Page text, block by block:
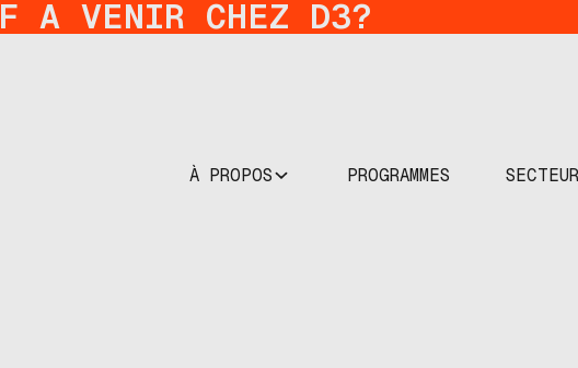
A VENIR CHEZ D3?
À PROPOS PROGRAMMES